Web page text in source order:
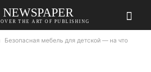
NEWSPAPER
THE ART OF PUBLISHING
Безопасная мебель для детской — на что